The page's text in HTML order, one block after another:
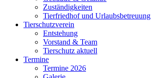
Zuständigkeiten
Tierfriedhof und Urlaubsbetreuung
Tierschutzverein
Entstehung
Vorstand & Team
Tierschutz aktuell
Termine
Termine 2026